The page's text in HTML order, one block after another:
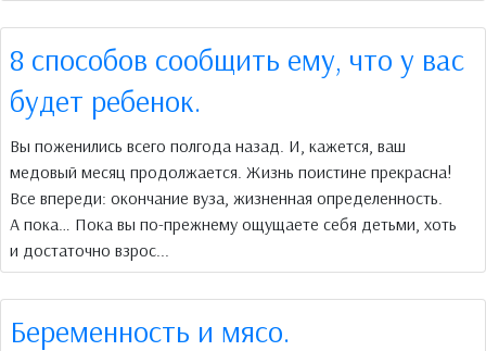
8 способов сообщить ему, что у вас
будет ребенок.
Вы поженились всего полгода назад. И, кажется, ваш
медовый месяц продолжается. Жизнь поистине прекрасна!
Все впереди: окончание вуза, жизненная определенность.
А пока… Пока вы по-прежнему ощущаете себя детьми, хоть
и достаточно взрос...
Беременность и мясо.